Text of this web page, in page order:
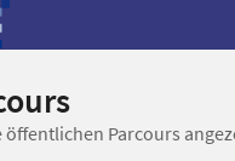
Parcours